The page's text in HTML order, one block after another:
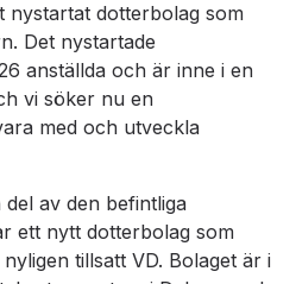
nystartat dotterbolag som
Det nystartade
anställda och är inne i en
vi söker nu en
med och utveckla
av den befintliga
ett nytt dotterbolag som
tillsatt VD. Bolaget är i